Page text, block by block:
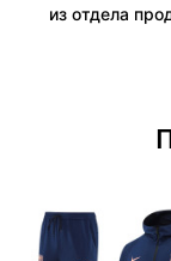
из отдела